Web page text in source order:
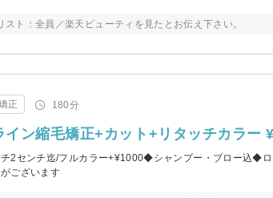
ト：全員／楽天ビューティを見たとお伝え下さい。
正 180分
イン縮毛矯正+カット+リタッチカラー
2センチ迄/フルカラー+¥1000◆シャンプー・ブロー込◆
ございます